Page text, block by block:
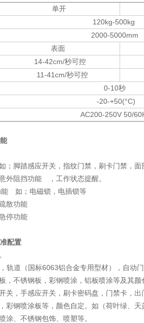
单开
120kg-500kg
2000-5000mm
表面
14-42cm/秒可控
11-41cm/秒可控
0-10秒
-20-+50(°C)
AC200-250V 50/
脚踏感应开关，指纹门禁，刷卡门禁，
外阻挡功能 ，工作状态提醒。
能 如；电磁锁，电插锁等
散功能
停功能
配置
轨道（国标6063铝合金专用型材），自动
，不锈钢板，彩钢喷涂，铝板喷涂等及其颜
关，手感应开关，刷卡密码盘，门禁卡，出
彩钢喷涂板等，颜色自定。如（荷叶绿、
涂、不锈钢包饰、喷塑等。